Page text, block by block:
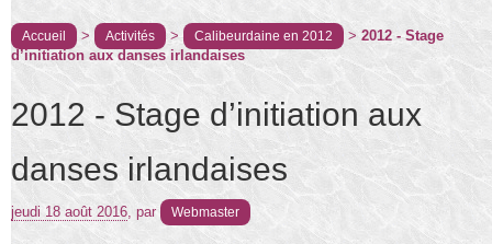
Accueil > Activités > Calibeurdaine en 2012 > 2012 - Stage
d’initiation aux danses irlandaises
2012 - Stage d’initiation aux
danses irlandaises
jeudi 18 août 2016, par Webmaster